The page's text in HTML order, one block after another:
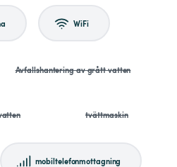
WiFi
Avfallshantering av grått vatten
tvättmaskin
mobiltelefonmottagning